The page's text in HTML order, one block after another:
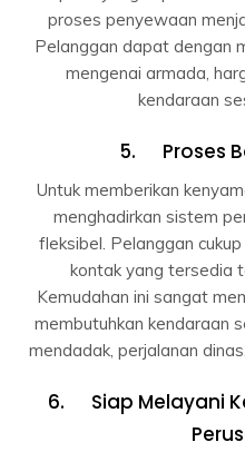
proses penyewaan
Pelanggan dapat dengan
mengenai armada,
kendaraan
5. Proses
Untuk memberikan
menghadirkan sistem
fleksibel. Pelanggan
kontak yang tersedia
Kemudahan ini sangat
membutuhkan kendaraan
mendadak, perjalanan
6. Siap Melayani